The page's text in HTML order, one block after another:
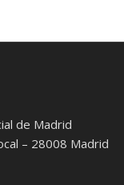
de Madrid
– 28008 Madrid